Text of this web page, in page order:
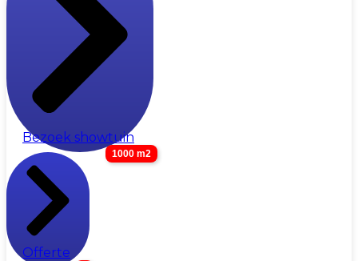
Bezoek showtuin
1000 m2
Offerte